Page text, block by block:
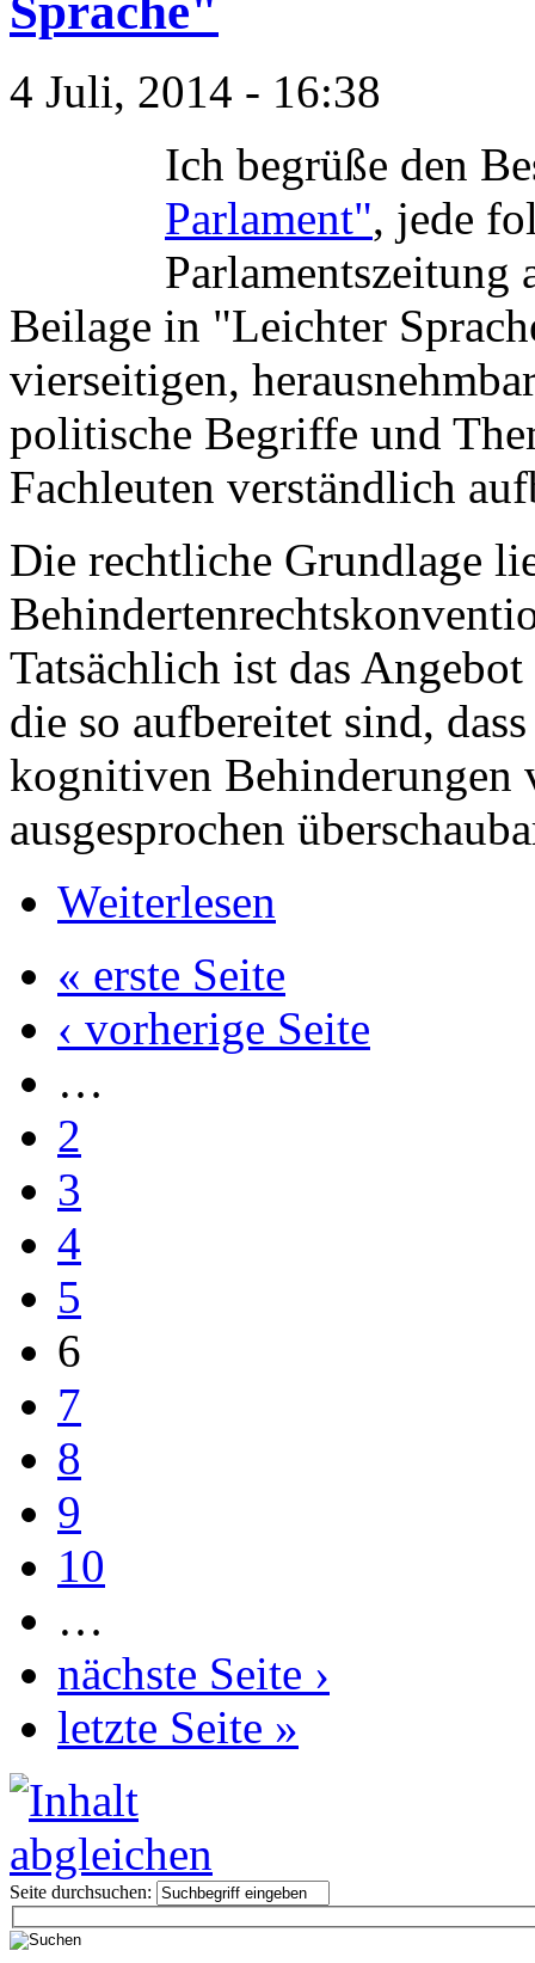
4 Juli, 2014 - 16:38
Ich begrüße den
Parlament", jede
Parlamentszeitung
Beilage in "Leichter
vierseitigen,
politische Begriffe und
Fachleuten verständlich
Die rechtliche Grundlage
Tatsächlich ist das
die so aufbereitet sind,
kognitiven Behinderungen
ausgesprochen
Weiterlesen
« erste Seite
‹ vorherige Seite
…
2
3
4
5
6
7
8
9
10
…
nächste Seite ›
letzte Seite »
Seite durchsuchen: